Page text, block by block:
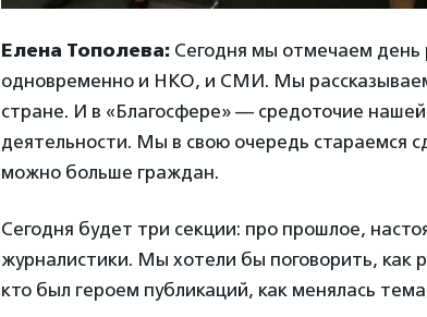
Елена Тополева: Сегодня мы отмечаем
одновременно и НКО, и СМИ. Мы
стране. И в «Благосфере» — средоточие
деятельности. Мы в свою очередь стараемся
можно больше граждан.
Сегодня будет три секции: про прошлое,
журналистики. Мы хотели бы поговорить, как
кто был героем публикаций, как менялась